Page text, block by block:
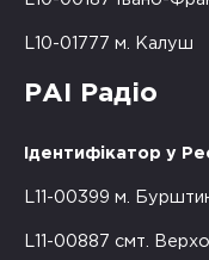
L10-01777 м. Калуш
РАІ Радіо
Ідентифікатор у
L11-00399 м.
L11-00887 смт.